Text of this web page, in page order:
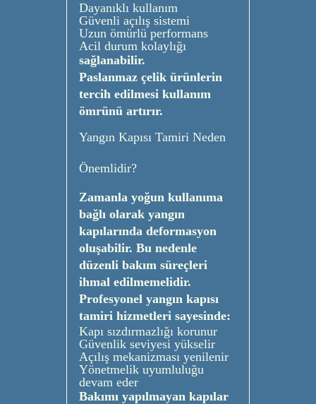
Dayanıklı kullanım
Güvenli açılış sistemi
Uzun ömürlü performans
Acil durum kolaylığı
sağlanabilir.
Paslanmaz çelik ürünlerin
tercih edilmesi kullanım
ömrünü artırır.
Yangın Kapısı Tamiri Neden
Önemlidir?
Zamanla yoğun kullanıma
bağlı olarak yangın
kapılarında deformasyon
oluşabilir. Bu nedenle
düzenli bakım süreçleri
ihmal edilmemelidir.
Profesyonel yangın kapısı
tamiri hizmetleri sayesinde:
Kapı sızdırmazlığı korunur
Güvenlik seviyesi yükselir
Açılış mekanizması yenilenir
Yönetmelik uyumluluğu
devam eder
Bakımı yapılmayan kapılar